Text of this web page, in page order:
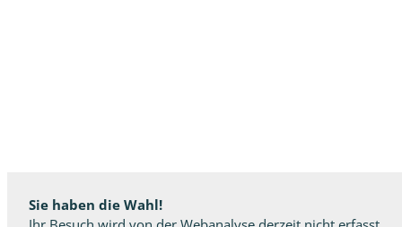
Sie haben die Wahl!